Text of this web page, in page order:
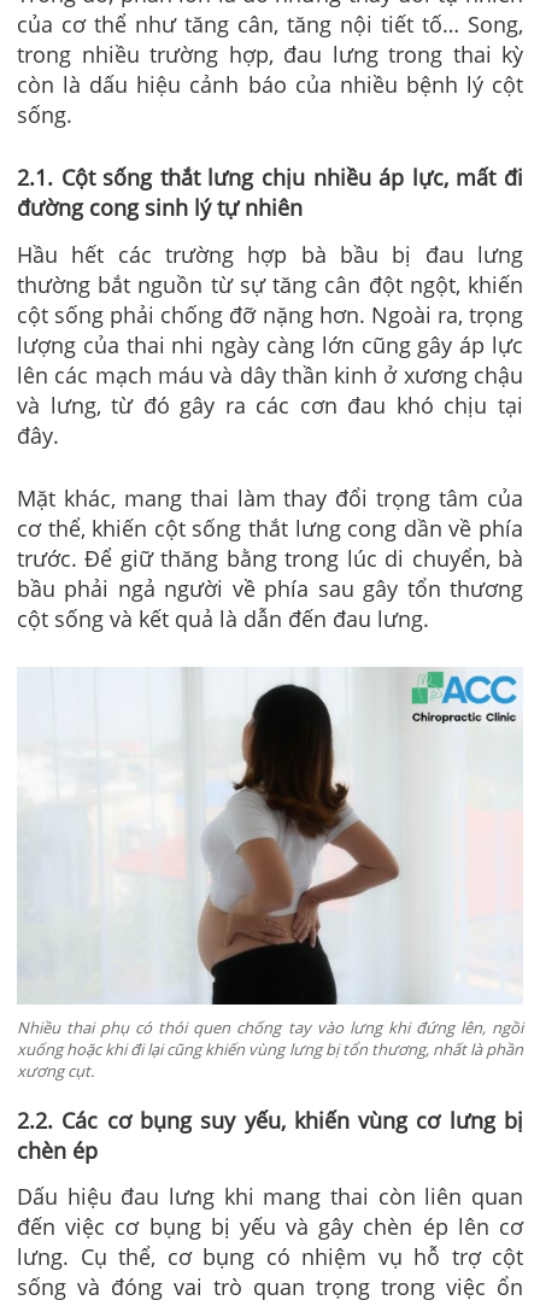
của cơ thể như tăng cân, tăng nội tiết tố… Song,
trong nhiều trường hợp, đau lưng trong thai kỳ
còn là dấu hiệu cảnh báo của nhiều bệnh lý cột
sống.
2.1. Cột sống thắt lưng chịu nhiều áp lực, mất đi
đường cong sinh lý tự nhiên
Hầu hết các trường hợp bà bầu bị đau lưng
thường bắt nguồn từ sự tăng cân đột ngột, khiến
cột sống phải chống đỡ nặng hơn. Ngoài ra, trọng
lượng của thai nhi ngày càng lớn cũng gây áp lực
lên các mạch máu và dây thần kinh ở xương chậu
và lưng, từ đó gây ra các cơn đau khó chịu tại
đây.
Mặt khác, mang thai làm thay đổi trọng tâm của
cơ thể, khiến cột sống thắt lưng cong dần về phía
trước. Để giữ thăng bằng trong lúc di chuyển, bà
bầu phải ngả người về phía sau gây tổn thương
cột sống và kết quả là dẫn đến đau lưng.
Nhiều thai phụ có thói quen chống tay vào lưng khi đứng lên, ngồi
xuống hoặc khi đi lại cũng khiến vùng lưng bị tổn thương, nhất là phần
xương cụt.
2.2. Các cơ bụng suy yếu, khiến vùng cơ lưng bị
chèn ép
Dấu hiệu đau lưng khi mang thai còn liên quan
đến việc cơ bụng bị yếu và gây chèn ép lên cơ
lưng. Cụ thể, cơ bụng có nhiệm vụ hỗ trợ cột
sống và đóng vai trò quan trọng trong việc ổn